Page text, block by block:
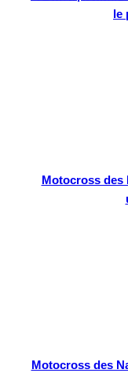
le
Motocross des
Motocross des